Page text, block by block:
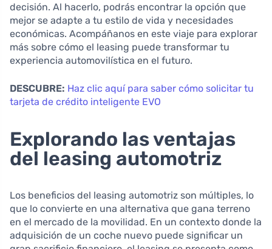
decisión. Al hacerlo, podrás encontrar la opción que
mejor se adapte a tu estilo de vida y necesidades
económicas. Acompáñanos en este viaje para explorar
más sobre cómo el leasing puede transformar tu
experiencia automovilística en el futuro.
DESCUBRE: Haz clic aquí para saber cómo solicitar tu
tarjeta de crédito inteligente EVO
Explorando las ventajas
del leasing automotriz
Los beneficios del leasing automotriz son múltiples, lo
que lo convierte en una alternativa que gana terreno
en el mercado de la movilidad. En un contexto donde la
adquisición de un coche nuevo puede significar un